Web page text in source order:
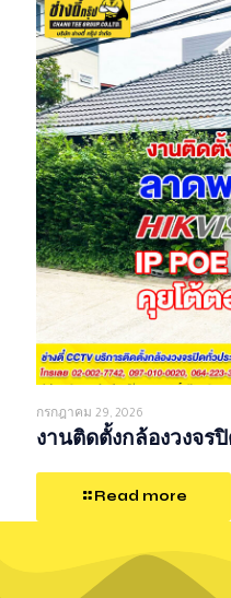
กรกฎาคม 29, 2026
งานติดตั้งกล้องวงจร
Read more